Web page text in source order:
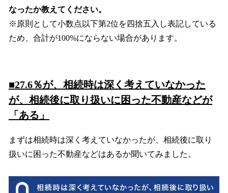
なったか教えてください。
※原則として小数点以下第2位を四捨五入し表記している
ため、合計が100%にならない場合があります。
■27.6％が、相続時は深く考えていなかった
が、相続後に取り扱いに困った不動産などが
「ある」
まずは相続時は深く考えていなかったが、相続後に取り
扱いに困った不動産などはあるか聞いてみました。